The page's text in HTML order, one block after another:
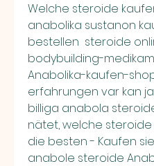
Welche steroide
anabolika sustanon
bestellen  steroide
bodybuilding-
Anabolika-kaufen-
erfahrungen var kan
billiga anabola
nätet, welche steroide
die besten - Kaufen
anabole steroide